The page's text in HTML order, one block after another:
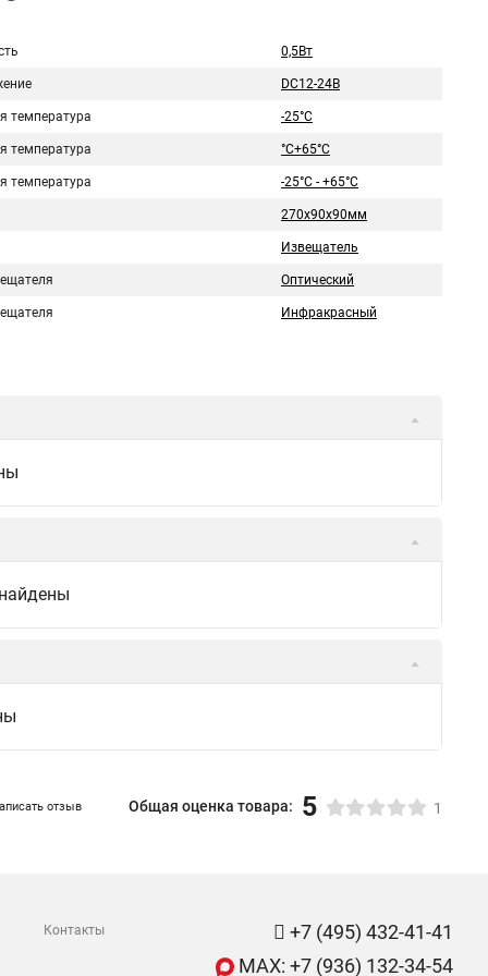
0,5Вт
DC12-24В
температура -25°C
температура °C+65°C
температура -25°C - +65°C
270х90х90мм
Извещатель
Оптический
Инфракрасный
отзыв Общая оценка товара: 5 1
Контакты
+7 (495) 432-41-41
MAX: +7 (936) 132-34-54